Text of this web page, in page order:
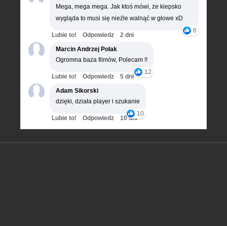
Mega, mega mega. Jak ktoś mówi, że kiepsko
wygląda to musi się nieźle walnąć w głowe xD
6
Lubie to! Odpowiedz
2 dni
Marcin Andrzej Polak
Ogromna baza filmów, Polecam !!
12
Lubie to! Odpowiedz
5 dni
Adam Sikorski
dzięki, działa player i szukanie
10
Lubie to! Odpowiedz 10 dni